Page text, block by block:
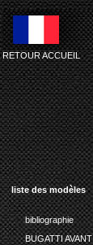
liste des modèles
bibliographie
BUGATTI
RETOUR ACCUEIL